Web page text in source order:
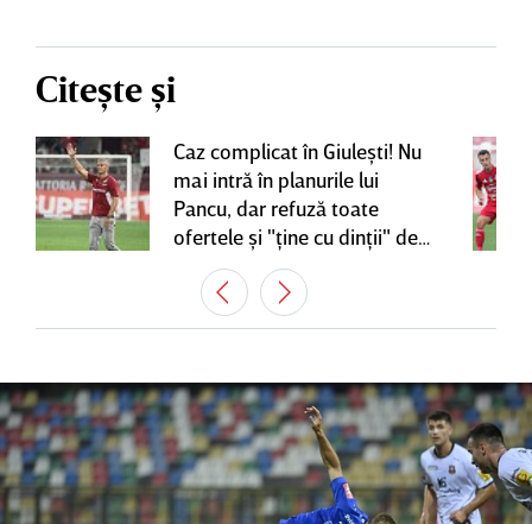
Citește și
Caz complicat în Giuleşti! Nu
mai intră în planurile lui
Pancu, dar refuză toate
ofertele şi "ţine cu dinţii" de
contractul cu Rapid